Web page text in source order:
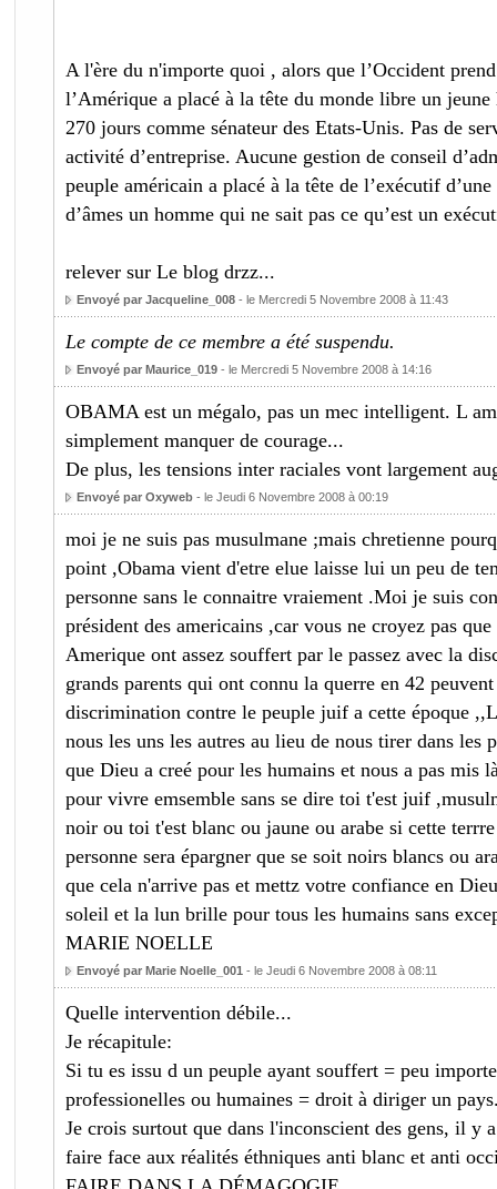
A l'ère du n'importe quoi , alors que l’Occident
l’Amérique a placé à la tête du monde libre un
270 jours comme sénateur des Etats-Unis. Pas de
activité d’entreprise. Aucune gestion de conseil
peuple américain a placé à la tête de l’exécutif
d’âmes un homme qui ne sait pas ce qu’est un
relever sur Le blog drzz...
Envoyé par Jacqueline_008- le Mercredi 5 Novembre 2008 à 11:43
Le compte de ce membre a été suspendu.
Envoyé par Maurice_019- le Mercredi 5 Novembre 2008 à 14:16
OBAMA est un mégalo, pas un mec intelligent. L
simplement manquer de courage...
De plus, les tensions inter raciales vont largement
Envoyé par Oxyweb- le Jeudi 6 Novembre 2008 à 00:19
moi je ne suis pas musulmane ;mais chretienne
point ,Obama vient d'etre elue laisse lui un peu de
personne sans le connaitre vraiement .Moi je suis
président des americains ,car vous ne croyez pas
Amerique ont assez souffert par le passez avec la
grands parents qui ont connu la querre en 42
discrimination contre le peuple juif a cette époque
nous les uns les autres au lieu de nous tirer dans les
que Dieu a creé pour les humains et nous a pas mis
pour vivre emsemble sans se dire toi t'est juif
noir ou toi t'est blanc ou jaune ou arabe si cette
personne sera épargner que se soit noirs blancs ou
que cela n'arrive pas et mettz votre confiance en
soleil et la lun brille pour tous les humains sans
MARIE NOELLE
Envoyé par Marie Noelle_001 - le Jeudi 6 Novembre 2008 à 08:11
Quelle intervention débile...
Je récapitule:
Si tu es issu d un peuple ayant souffert = peu
professionelles ou humaines = droit à diriger un
Je crois surtout que dans l'inconscient des gens, il y
faire face aux réalités éthniques anti blanc et anti